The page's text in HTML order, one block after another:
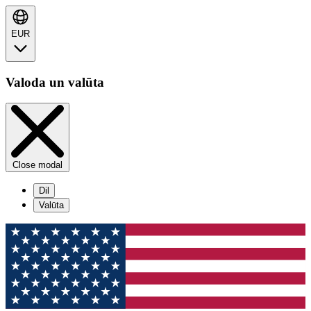
EUR
Valoda un valūta
Close modal
Dil
Valūta